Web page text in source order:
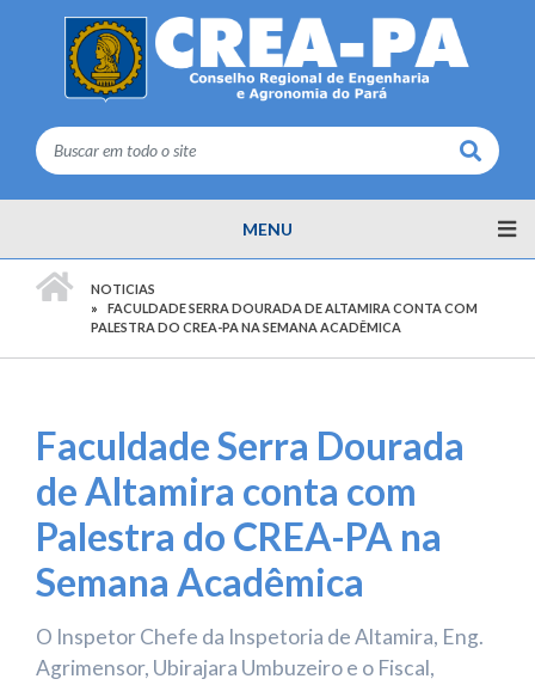
Buscar
MENU
NOTICIAS
FACULDADE SERRA DOURADA DE ALTAMIRA CONTA COM
PALESTRA DO CREA-PA NA SEMANA ACADÊMICA
Faculdade Serra Dourada
de Altamira conta com
Palestra do CREA-PA na
Semana Acadêmica
O Inspetor Chefe da Inspetoria de Altamira, Eng.
Agrimensor, Ubirajara Umbuzeiro e o Fiscal,